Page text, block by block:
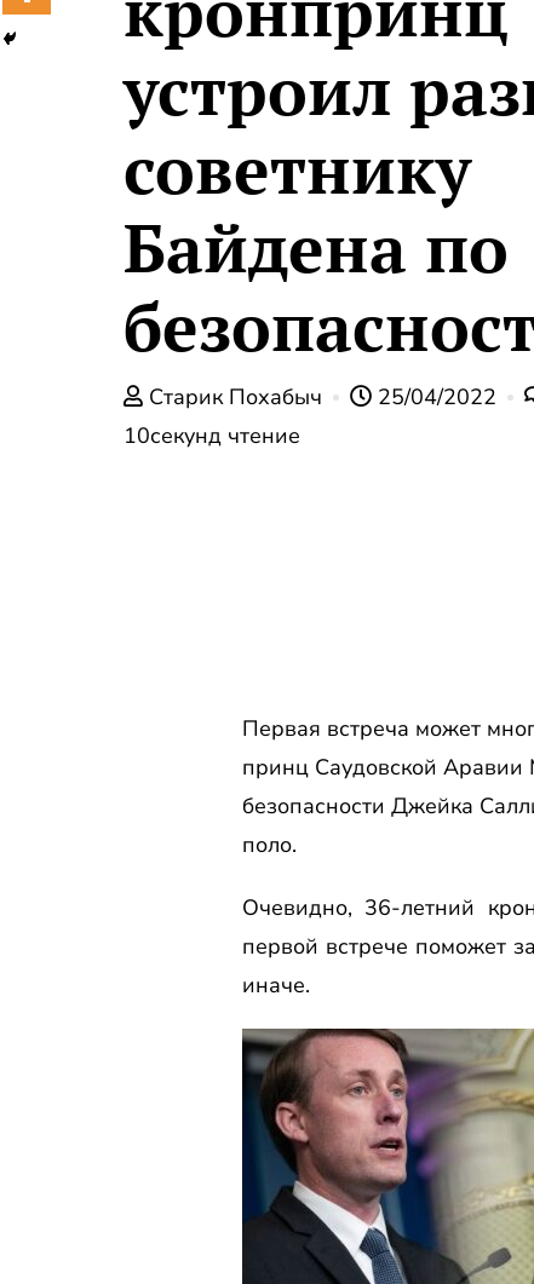
устроил
советнику
Байдена по
Старик Похабыч 25/04/2022
10секунд чтение
Первая встреча может
принц Саудовской
безопасности Джейка
поло.
Очевидно, 36-летний
первой встрече поможет
иначе.